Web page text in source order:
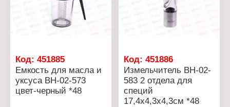
Код: 451885
Емкость для масла и
уксуса ВН-02-573
цвет-черный *48
Код:451886
Измельчитель ВН-02-
583 2 отдела для
специй
17,4х4,3х4,3см *48